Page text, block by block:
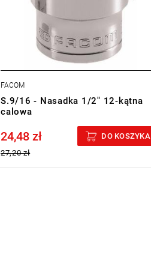
FACOM
S.9/16 - Nasadka 1/2" 12-kątna
calowa
Price tax included
24,48 zł
27,20 zł
DO KOSZYKA